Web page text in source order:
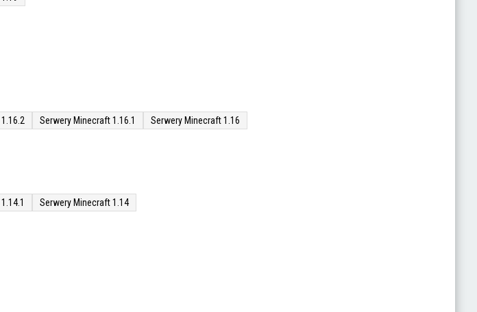
Serwery Minecraft 1.16.1 Serwery Minecraft 1.16
Serwery Minecraft 1.14